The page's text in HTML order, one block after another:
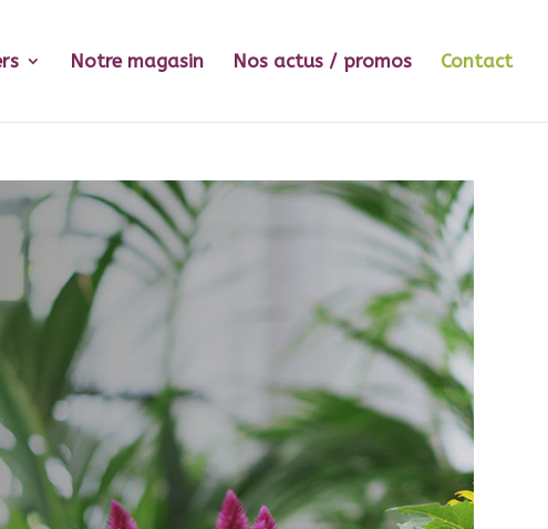
Notre magasin Nos actus / promos Contact